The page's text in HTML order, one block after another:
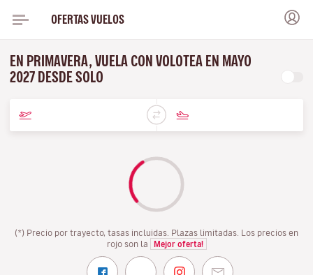
OFERTAS VUELOS
EN PRIMAVERA, VUELA CON VOLOTEA EN MAYO
2027 DESDE SOLO
(*) Precio por trayecto, tasas incluidas. Plazas limitadas. Los precios en
rojo son la
Mejor oferta!